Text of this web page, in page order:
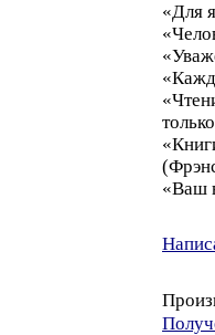
«Для
«Ваш